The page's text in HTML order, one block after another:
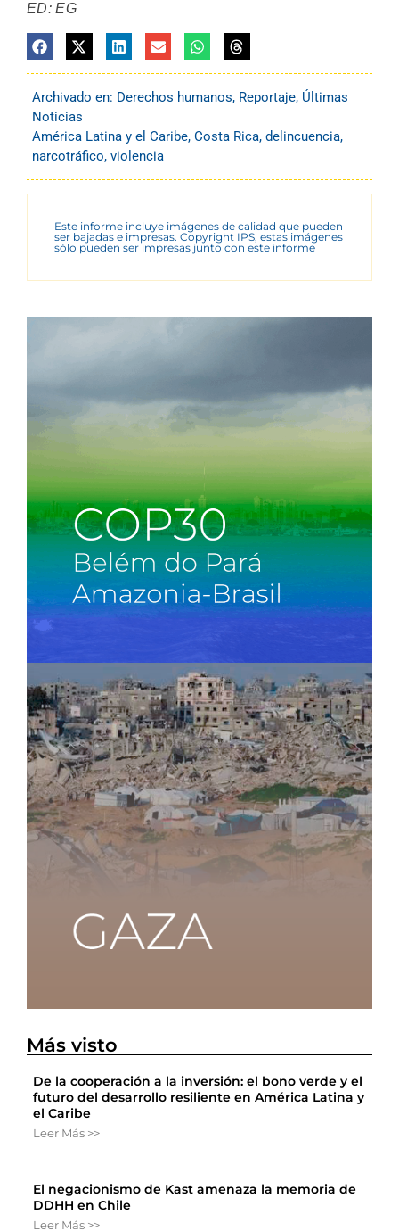
ED: EG
Archivado en: Derechos humanos, Reportaje, Últimas
Noticias
América Latina y el Caribe, Costa Rica, delincuencia,
narcotráfico, violencia
Este informe incluye imágenes de calidad que pueden
ser bajadas e impresas. Copyright IPS, estas imágenes
sólo pueden ser impresas junto con este informe
Más visto
De la cooperación a la inversión: el bono verde y el
futuro del desarrollo resiliente en América Latina y
el Caribe
Leer Más >>
El negacionismo de Kast amenaza la memoria de
DDHH en Chile
Leer Más >>